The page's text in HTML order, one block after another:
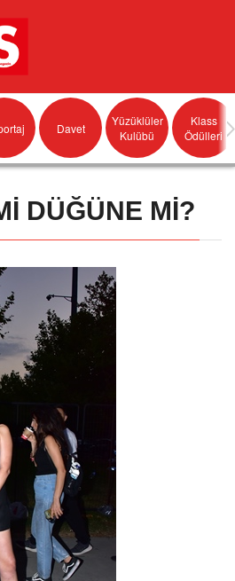
Davet
Yüzüklüler
Kulübü
Klass
Ödülleri
DÜĞÜNE Mİ?